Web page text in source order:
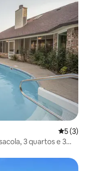
5 de
5 (3)
3 quartos e 3